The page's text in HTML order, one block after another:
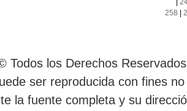
258
Todos los Derechos
ser reproducida con fines
la fuente completa y su